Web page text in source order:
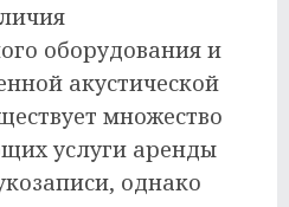
оборудования и
акустической
множество
услуги аренды
однако